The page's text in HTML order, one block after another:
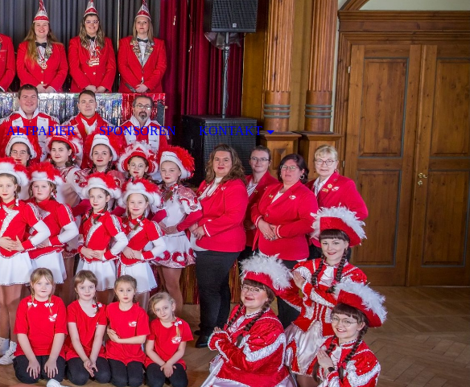
ALTPAPIER SPONSOREN KONTAKT